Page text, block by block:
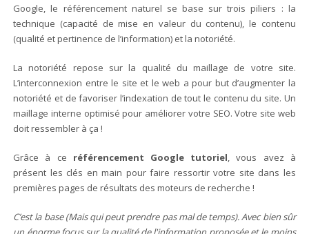
Google, le référencement naturel se base sur trois piliers : la
technique (capacité de mise en valeur du contenu), le contenu
(qualité et pertinence de l’information) et la notoriété.
La notoriété repose sur la qualité du maillage de votre site.
L’interconnexion entre le site et le web a pour but d’augmenter la
notoriété et de favoriser l’indexation de tout le contenu du site. Un
maillage interne optimisé pour améliorer votre SEO. Votre site web
doit ressembler à ça !
Grâce à ce référencement Google tutoriel , vous avez à
présent les clés en main pour faire ressortir votre site dans les
premières pages de résultats des moteurs de recherche !
C’est la base (Mais qui peut prendre pas mal de temps). Avec bien sûr